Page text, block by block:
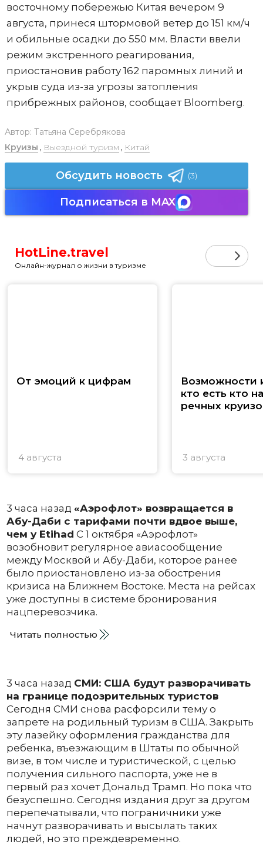
восточному побережью Китая вечером 9
августа, принеся штормовой ветер до 151 км/ч
и обильные осадки до 550 мм. Власти ввели
режим экстренного реагирования,
приостановив работу 162 паромных линий и
укрыв суда из-за угрозы затопления
прибрежных районов, сообщает Bloomberg.
Автор: Татьяна Серебрякова
Круизы , Выездной туризм , Китай
Обсудить новость (3)
Подписаться в MAX
HotLine.travel
Онлайн-журнал о жизни в туризме
От эмоций к цифрам
4 августа
Возможности
кто есть кто
речных
3 августа
3 часа назад «Аэрофлот» возвращается в
Абу-Даби с тарифами почти вдвое выше,
чем у Etihad С 1 октября «Аэрофлот»
возобновит регулярное авиасообщение
между Москвой и Абу-Даби, которое ранее
было приостановлено из-за обострения
кризиса на Ближнем Востоке. Места на рейсах
уже доступны в системе бронирования
нацперевозчика.
Читать полностью
3 часа назад СМИ: США будут разворачивать
на границе подозрительных туристов
Сегодня СМИ снова расфорсили тему о
запрете на родильный туризм в США. Закрыть
эту лазейку оформления гражданства для
ребенка, въезжающим в Штаты по обычной
визе, в том числе и туристической, с целью
получения сильного паспорта, уже не в
первый раз хочет Дональд Трамп. Но пока что
безуспешно. Сегодня издания друг за другом
перепечатывали, что пограничники уже
начнут разворачивать и высылать таких
людей, но это преждевременно.